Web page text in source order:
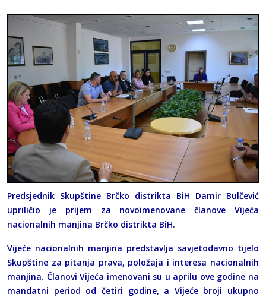
Predsjednik Skupštine Brčko distrikta BiH Damir Bulčević
upriličio je prijem za novoimenovane članove Vijeća
nacionalnih manjina Brčko distrikta BiH.
Vijeće nacionalnih manjina predstavlja savjetodavno tijelo
Skupštine za pitanja prava, položaja i interesa nacionalnih
manjina. Članovi Vijeća imenovani su u aprilu ove godine na
mandatni period od četiri godine, a Vijeće broji ukupno